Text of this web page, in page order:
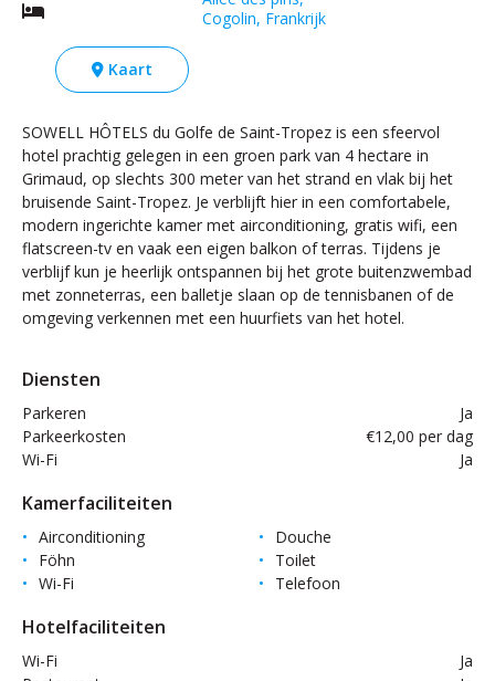
Cogolin, Frankrijk
Kaart
SOWELL HÔTELS du Golfe de Saint-Tropez is een sfeervol
hotel prachtig gelegen in een groen park van 4 hectare in
Grimaud, op slechts 300 meter van het strand en vlak bij het
bruisende Saint-Tropez. Je verblijft hier in een comfortabele,
modern ingerichte kamer met airconditioning, gratis wifi, een
flatscreen-tv en vaak een eigen balkon of terras. Tijdens je
verblijf kun je heerlijk ontspannen bij het grote buitenzwembad
met zonneterras, een balletje slaan op de tennisbanen of de
omgeving verkennen met een huurfiets van het hotel.
Diensten
Parkeren
Ja
Parkeerkosten
€12,00 per dag
Wi-Fi
Ja
Kamerfaciliteiten
Airconditioning
Douche
Föhn
Toilet
Wi-Fi
Telefoon
Hotelfaciliteiten
Wi-Fi
Ja